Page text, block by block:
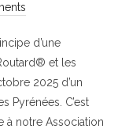
d’une
et les
2025 d’un
Pyrénées. C’est
à notre Association